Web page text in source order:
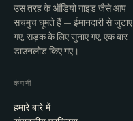
उस तरह के ऑडियो गाइड जैसे आप
सचमुच घूमते हैं — ईमानदारी से जुटाए
गए, सड़क के लिए सुनाए गए, एक बार
डाउनलोड किए गए।
कंपनी
हमारे बारे में